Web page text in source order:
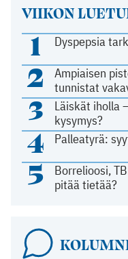
VIIKON
1 Dyspepsia
2
Ampiaisen
tunnistat
3
Läiskät iholla
kysymys?
4 Palleatyrä:
5
Borrelioosi,
pitää tietää?